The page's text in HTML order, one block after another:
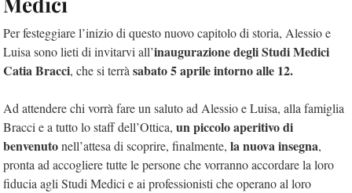
Per festeggiare l’inizio di questo nuovo capitolo di storia, Alessio e
Luisa sono lieti di invitarvi all’inaugurazione degli Studi Medici
Catia Bracci, che si terràsabato 5 aprile intorno alle 12.
Ad attendere chi vorrà fare un saluto ad Alessio e Luisa, alla famiglia
Bracci e a tutto lo staff dell’Ottica, un piccolo aperitivo di
benvenutonell’attesa di scoprire, finalmente, la nuova insegna,
pronta ad accogliere tutte le persone che vorranno accordare la loro
fiducia agli Studi Medici e ai professionisti che operano al loro